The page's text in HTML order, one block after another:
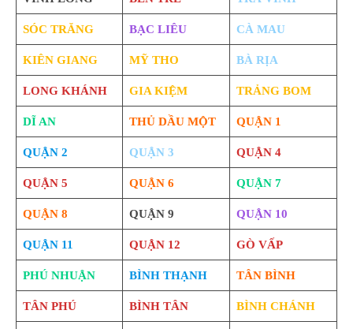
SÓC TRĂNG BẠC LIÊU CÀ MAU
KIÊN GIANG MỸ THO BÀ RỊA
LONG KHÁNH GIA KIỆM TRẢNG BOM
DĨ AN THỦ DẦU MỘT QUẬN 1
QUẬN 2 QUẬN 3 QUẬN 4
QUẬN 5 QUẬN 6 QUẬN 7
QUẬN 8 QUẬN 9 QUẬN 10
QUẬN 11 QUẬN 12 GÒ VẤP
PHÚ NHUẬN BÌNH THẠNH TÂN BÌNH
TÂN PHÚ BÌNH TÂN BÌNH CHÁNH